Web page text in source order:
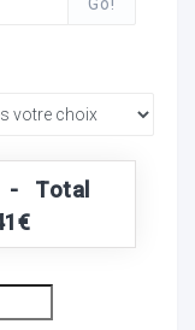
- Total